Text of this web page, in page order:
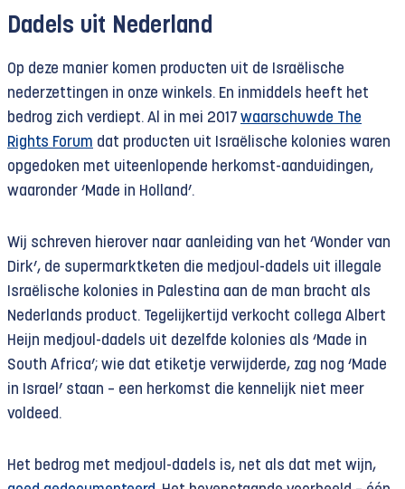
Dadels uit Nederland
Op deze manier komen producten uit de Israëlische
nederzettingen in onze winkels. En inmiddels heeft het
bedrog zich verdiept. Al in mei 2017 waarschuwde The
Rights Forum dat producten uit Israëlische kolonies waren
opgedoken met uiteenlopende herkomst-aanduidingen,
waaronder ‘Made in Holland’.
Wij schreven hierover naar aanleiding van het ‘Wonder van
Dirk’, de supermarktketen die medjoul-dadels uit illegale
Israëlische kolonies in Palestina aan de man bracht als
Nederlands product. Tegelijkertijd verkocht collega Albert
Heijn medjoul-dadels uit dezelfde kolonies als ‘Made in
South Africa’; wie dat etiketje verwijderde, zag nog ‘Made
in Israel’ staan – een herkomst die kennelijk niet meer
voldeed.
Het bedrog met medjoul-dadels is, net als dat met wijn,